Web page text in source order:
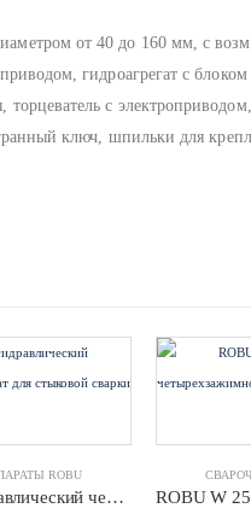
от 40 до 160 мм, с
гидроагрегат с блоком
с
ключ, шпильки для
ROBU
ROBU W 500 гидравлический четырехзажимной аппарат для стыковой сварки